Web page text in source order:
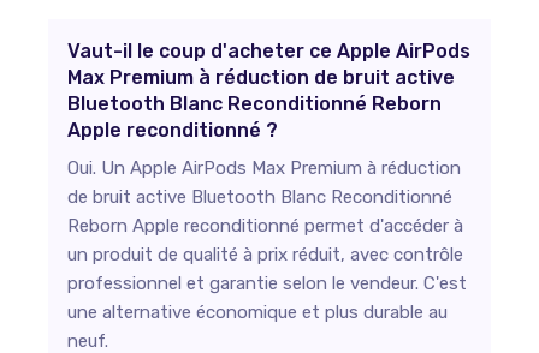
Vaut-il le coup d'acheter ce Apple AirPods
Max Premium à réduction de bruit active
Bluetooth Blanc Reconditionné Reborn
Apple reconditionné ?
Oui. Un Apple AirPods Max Premium à réduction
de bruit active Bluetooth Blanc Reconditionné
Reborn Apple reconditionné permet d'accéder à
un produit de qualité à prix réduit, avec contrôle
professionnel et garantie selon le vendeur. C'est
une alternative économique et plus durable au
neuf.